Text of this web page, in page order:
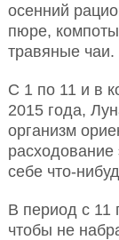
осенний
пюре,
травяные чаи.
С 1 по 11 и в
2015 года,
организм
расходование
себе что-
В период с 11
чтобы не